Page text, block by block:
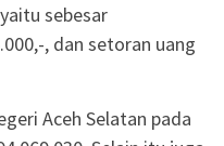
sebesar
, dan setoran uang
Aceh Selatan pada